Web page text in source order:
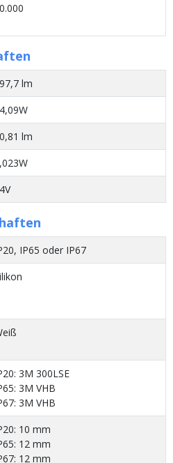
lm
lm
IP65 oder IP67
3M 300LSE
3M VHB
3M VHB
10 mm
12 mm
12 mm